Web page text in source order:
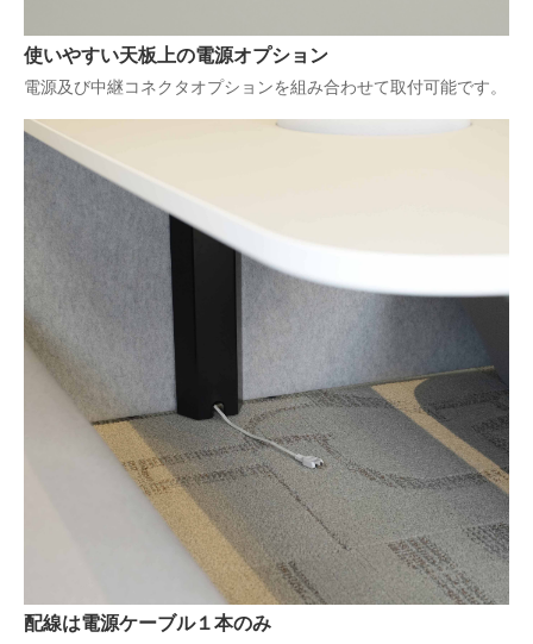
使いやすい天板上の電源オプション
電源及び中継コネクタオプションを組み合わせて取付可能です。
配線は電源ケーブル１本のみ